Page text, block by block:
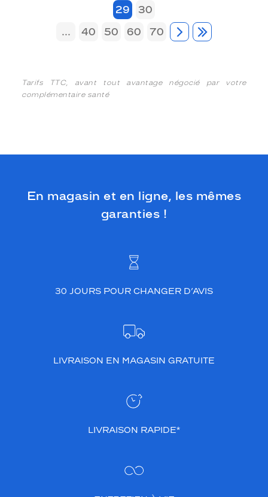
29
30
...
40 50 60 70
Tarifs TTC, avant tout avantage négocié par votre
complémentaire santé
En magasin et en ligne, les mêmes
garanties !
30 JOURS POUR CHANGER D’AVIS
LIVRAISON EN MAGASIN GRATUITE
LIVRAISON RAPIDE*